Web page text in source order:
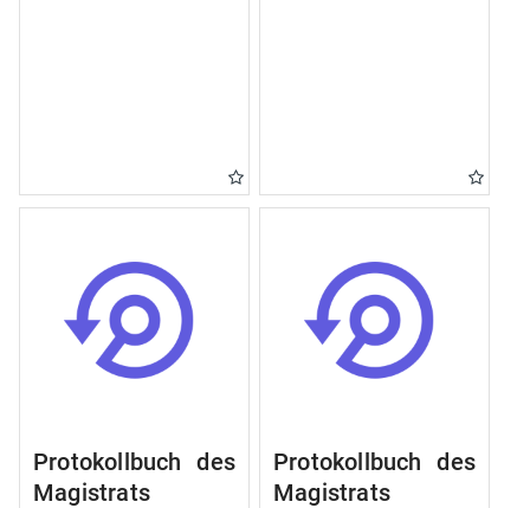
Protokollbuch des
Magistrats
Protokollbuch des
Magistrats